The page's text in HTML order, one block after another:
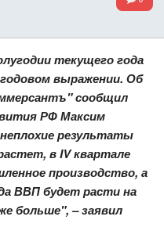
текущего года
выражении. Об
сообщил
РФ Максим
результаты
в IV квартале
производство, а
ВВП будет расти на
больше", – заявил